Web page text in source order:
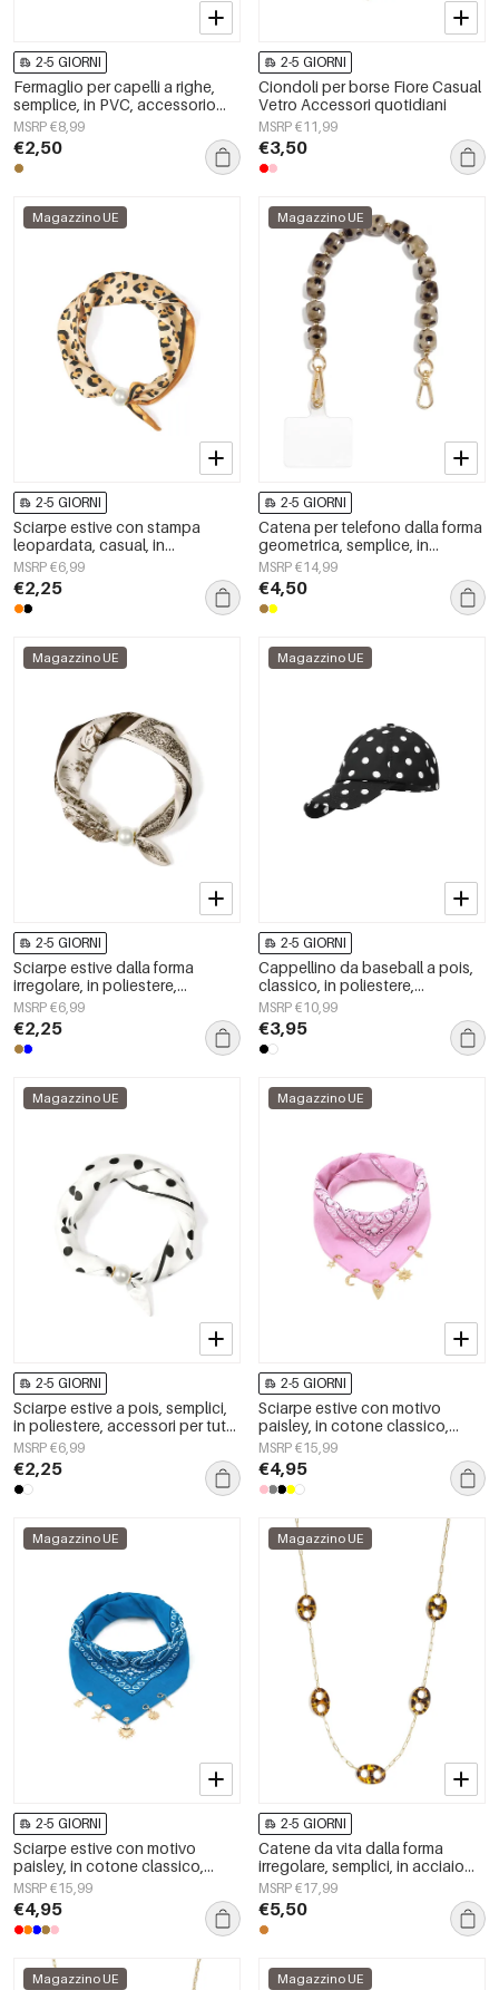
2-5 GIORNI
Fermaglio per capelli a righe,
semplice, in PVC, accessorio
quotidiano
MSRP €8,99
€2,50
2-5 GIORNI
Ciondoli per borse Fiore Casual
Vetro Accessori quotidiani
MSRP €11,99
€3,50
Magazzino UE
2-5 GIORNI
Sciarpe estive con stampa
leopardata, casual, in
poliestere, accessori per tutti i
giorni
MSRP €6,99
€2,25
Magazzino UE
2-5 GIORNI
Catena per telefono dalla forma
geometrica, semplice, in
acrilico, accessori per tutti i
giorni
MSRP €14,99
€4,50
Magazzino UE
2-5 GIORNI
Sciarpe estive dalla forma
irregolare, in poliestere,
accessori quotidiani.
MSRP €6,99
€2,25
Magazzino UE
2-5 GIORNI
Cappellino da baseball a pois,
classico, in poliestere,
accessorio per tutti i giorni
MSRP €10,99
€3,95
Magazzino UE
2-5 GIORNI
Sciarpe estive a pois, semplici,
in poliestere, accessori per tutti
i giorni
MSRP €6,99
€2,25
Magazzino UE
2-5 GIORNI
Sciarpe estive con motivo
paisley, in cotone classico,
accessori per tutti i giorni
MSRP €15,99
€4,95
Magazzino UE
2-5 GIORNI
Sciarpe estive con motivo
paisley, in cotone classico,
accessori per tutti i giorni
MSRP €15,99
€4,95
Magazzino UE
2-5 GIORNI
Catene da vita dalla forma
irregolare, semplici, in acciaio
inossidabile, accessori per tutti i
giorni
MSRP €17,99
€5,50
Magazzino UE Magazzino UE